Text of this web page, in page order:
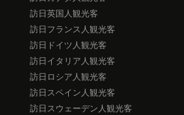
訪日英国人観光客
訪日フランス人観光客
訪日ドイツ人観光客
訪日イタリア人観光客
訪日ロシア人観光客
訪日スペイン人観光客
訪日スウェーデン人観光客